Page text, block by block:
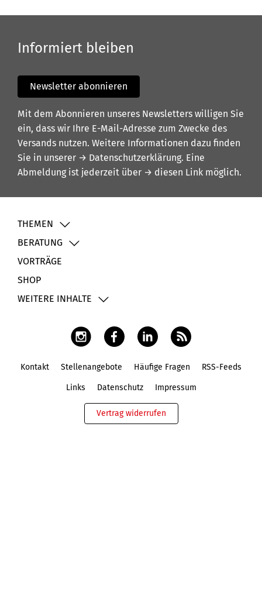
Informiert bleiben
Newsletter abonnieren
Mit dem Abonnieren unseres Newsletters willigen Sie
ein, dass wir Ihre E-Mail-Adresse zum Zwecke des
Versands nutzen. Weitere Informationen dazu finden
Sie in unserer → Datenschutzerklärung. Eine
Abmeldung ist jederzeit über → diesen Link möglich.
THEMEN
BERATUNG
VORTRÄGE
SHOP
WEITERE INHALTE
Kontakt Stellenangebote Häufige Fragen RSS-Feeds
Links Datenschutz Impressum
Vertrag widerrufen